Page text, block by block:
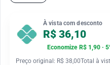
À vista com desconto
R$ 36,10
Economize R$ 1,90 ·
Preço original: R$ 38,00Total à